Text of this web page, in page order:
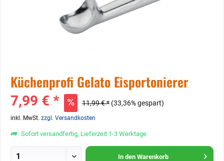
Küchenprofi Gelato Eisportonierer
7,99 € * 11,99 € * (33,36% gespart)
inkl. MwSt. zzgl. Versandkosten
Sofort versandfertig, Lieferzeit 1-3 Werktage
In den Warenkorb